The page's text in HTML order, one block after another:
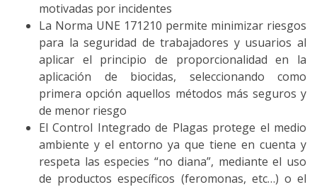
motivadas por incidentes
La Norma UNE 171210 permite minimizar riesgos
para la seguridad de trabajadores y usuarios al
aplicar el principio de proporcionalidad en la
aplicación de biocidas, seleccionando como
primera opción aquellos métodos más seguros y
de menor riesgo
El Control Integrado de Plagas protege el medio
ambiente y el entorno ya que tiene en cuenta y
respeta las especies “no diana”, mediante el uso
de productos específicos (feromonas, etc…) o el